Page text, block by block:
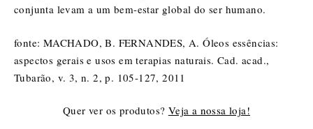
conjunta levam a um bem-estar global do ser humano.
fonte: MACHADO, B. FERNANDES, A. Óleos essências:
aspectos gerais e usos em terapias naturais. Cad. acad.,
Tubarão, v. 3, n. 2, p. 105-127, 2011
Quer ver os produtos? Veja a nossa loja!